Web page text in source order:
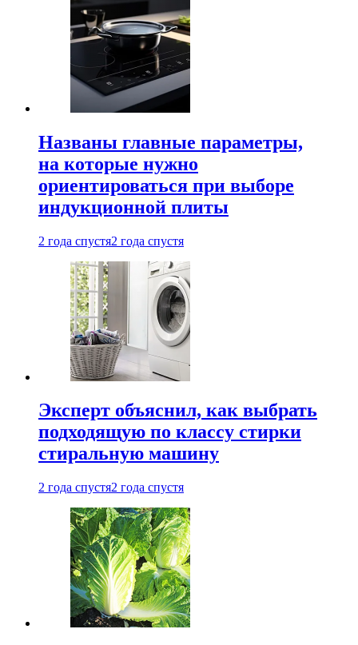
Названы главные параметры,
на которые нужно
ориентироваться при выборе
индукционной плиты
2 года спустя2 года спустя
Эксперт объяснил, как выбрать
подходящую по классу стирки
стиральную машину
2 года спустя2 года спустя